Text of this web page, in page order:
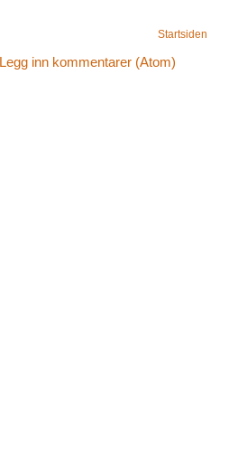
Startsiden
Legg inn kommentarer (Atom)